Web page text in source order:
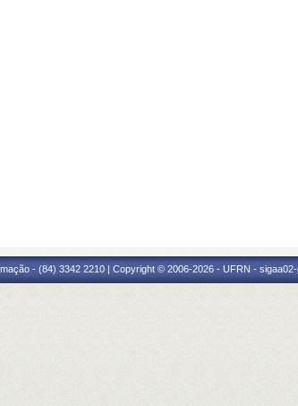
- (84) 3342 2210 | Copyright © 2006-2026 - UFRN -